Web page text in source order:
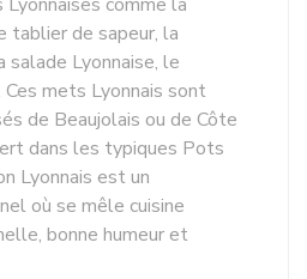
tablier de sapeur, la
salade Lyonnaise, le
mets Lyonnais sont
de Beaujolais ou de Côte
dans les typiques Pots
Lyonnais est un
où se mêle cuisine
bonne humeur et